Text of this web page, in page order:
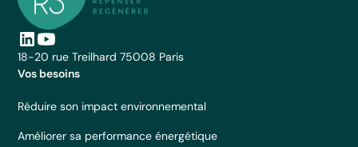
18-20 rue Treilhard 75008 Paris
Vos besoins
Réduire son impact environnemental
Améliorer sa performance énergétique